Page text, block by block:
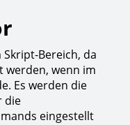
Skript-Bereich, da
werden, wenn im
Es werden die
die
eingestellt